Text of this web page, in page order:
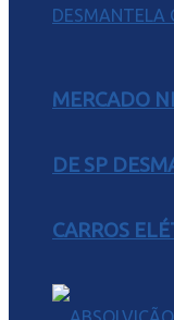
MERCADO
DE SP
CARROS